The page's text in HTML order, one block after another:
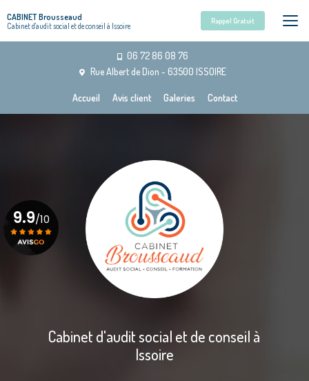
au
contenu
principal
06 72 86 08 76
Rue Albert de Dion - 63500 ISSOIRE
Accueil
Avis client Galeries Contact
CABINET Brousseaud
Cabinet d'audit social et de conseil à Issoire Rappel Gratuit
Cabinet d'audit social et de conseil à
Issoire
9.9/10